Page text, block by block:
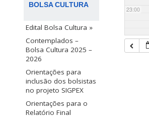
BOLSA CULTURA
Edital Bolsa Cultura »
Contemplados –
Bolsa Cultura 2025 –
2026
Orientações para
inclusão dos bolsistas
no projeto SIGPEX
Orientações para o
Relatório Final
23:00